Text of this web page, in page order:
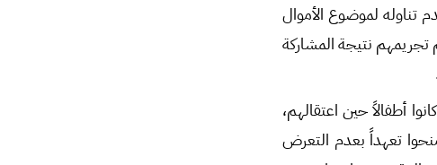
تناوله لموضوع الأموال
تجريمهم نتيجة المشاركة
معتقلاً ومعتقلة فقط، بينهم 61 سيدة و16 شخصاً كانوا أطفالاً حين اعتقالهم،
ومُنحوا تعهداً بعدم التعرض